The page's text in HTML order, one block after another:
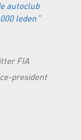
autoclub
leden”
FIA
president